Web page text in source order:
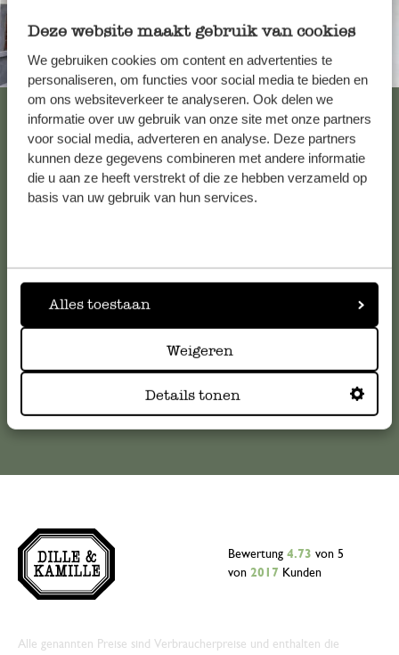
Deze website maakt gebruik van cookies
We gebruiken cookies om content en advertenties te
personaliseren, om functies voor social media te bieden en
om ons websiteverkeer te analyseren. Ook delen we
informatie over uw gebruik van onze site met onze partners
voor social media, adverteren en analyse. Deze partners
kunnen deze gegevens combineren met andere informatie
die u aan ze heeft verstrekt of die ze hebben verzameld op
basis van uw gebruik van hun services.
Alles toestaan
Weigeren
Details tonen
Immer in der Nähe
Alle 62 Geschäfte anzeigen
Kundenservice/Hilfe
kundenservice@dille-kamille.de
Online-Kundenservice
Bewertung 4.73 von 5
von 2017 Kunden
Alle genannten Preise sind Verbraucherpreise und enthalten die